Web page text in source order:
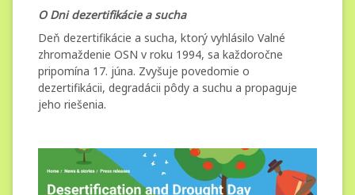
O Dni dezertifikácie a sucha
Deň dezertifikácie a sucha, ktorý vyhlásilo Valné
zhromaždenie OSN v roku 1994, sa každoročne
pripomína 17. júna. Zvyšuje povedomie o
dezertifikácii, degradácii pôdy a suchu a propaguje
jeho riešenia.